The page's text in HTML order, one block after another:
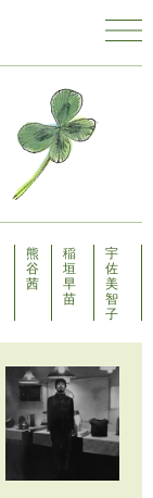
熊
谷
茜
稲
垣
早
苗
宇
佐
美
智
子